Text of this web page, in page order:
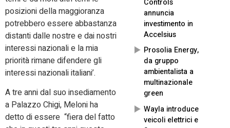
Controls
annuncia
investimento in
Accelsius
Prosolia Energy,
da gruppo
ambientalista a
multinazionale
green
Wayla introduce
veicoli elettrici e
posizioni della maggioranza
potrebbero essere abbastanza
distanti dalle nostre e dai nostri
interessi nazionali e la mia
priorità rimane difendere gli
interessi nazionali italiani’.
A tre anni dal suo insediamento
a Palazzo Chigi, Meloni ha
detto di essere “fiera del fatto